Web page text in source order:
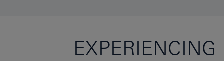
EXPERIENCING